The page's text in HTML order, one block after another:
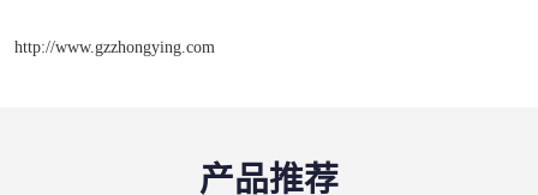
http://www.gzzhongying.com
产品推荐